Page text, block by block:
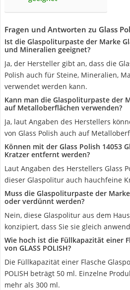
Fragen und Antworten zu Glass
Ist die Glaspoliturpaste der Marke
und Mineralien geeignet?
Ja, der Hersteller gibt an, dass die
Polish auch für Steine, Mineralien,
verwendet werden kann.
Kann man die Glaspoliturpaste der
auf Metalloberflächen verwenden?
Ja, laut Angaben des Herstellers
von Glass Polish auch auf
Können mit der Glass Polish 14053
Kratzer entfernt werden?
Laut Angaben des Herstellers Glass
dieser Glaspolitur auch hauchfeine
Muss die Glaspoliturpaste der
oder verdünnt werden?
Nein, diese Glaspolitur aus dem
konzipiert, dass Sie sie gleich
Wie hoch ist die Füllkapazität einer
von GLASS POLISH?
Die Füllkapazität einer Flasche
POLISH beträgt 50 ml. Einzelne
mehr als 300 ml.